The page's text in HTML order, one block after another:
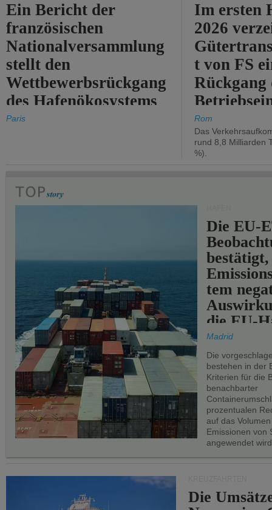
Ein Bericht der
französischen
Nationalversammlung
stellt den
Wettbewerbsrückgang
des Hafenökosystems
des Staates fest.
Paris
Im ersten
2026
t von FS
Rückgang
um 2,7 %.
Rom
Das
rund 8,8 Milliarden
%).
Die EU-
bestätigt,
tem
die EU-
Madrid
Die
bestehen in der
Kriterien für die
benachbarter
prozentualen
auf das
Emissionen von
angewendet
Die